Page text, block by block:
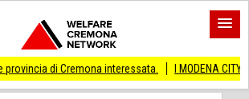
interessata. I MODENA CITY RAMBLERS